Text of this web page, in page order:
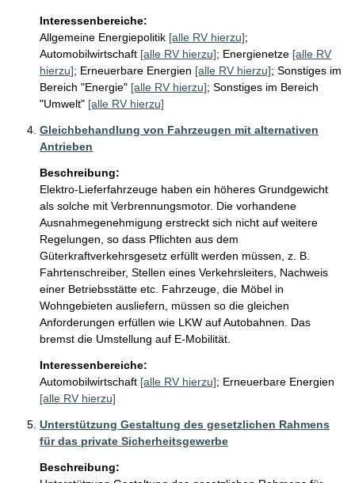
Interessenbereiche:
Allgemeine Energiepolitik [alle RV hierzu];
Automobilwirtschaft [alle RV hierzu]; Energienetze [alle RV
hierzu]; Erneuerbare Energien [alle RV hierzu]; Sonstiges im
Bereich "Energie" [alle RV hierzu]; Sonstiges im Bereich
"Umwelt" [alle RV hierzu]
Gleichbehandlung von Fahrzeugen mit alternativen
Antrieben
Beschreibung:
Elektro-Lieferfahrzeuge haben ein höheres Grundgewicht
als solche mit Verbrennungsmotor. Die vorhandene
Ausnahmegenehmigung erstreckt sich nicht auf weitere
Regelungen, so dass Pflichten aus dem
Güterkraftverkehrsgesetz erfüllt werden müssen, z. B.
Fahrtenschreiber, Stellen eines Verkehrsleiters, Nachweis
einer Betriebsstätte etc. Fahrzeuge, die Möbel in
Wohngebieten ausliefern, müssen so die gleichen
Anforderungen erfüllen wie LKW auf Autobahnen. Das
Interessenbereiche:
Automobilwirtschaft [alle RV hierzu]; Erneuerbare Energien
[alle RV hierzu]
Unterstützung Gestaltung des gesetzlichen Rahmens
für das private Sicherheitsgewerbe
Beschreibung: